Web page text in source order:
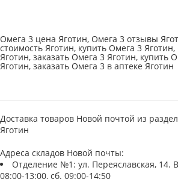
Омега 3 цена Яготин, Омега 3 отзывы
стоимость Яготин, купить Омега 3
Яготин, заказать Омега 3 Яготин, купить
Яготин, заказать Омега 3 в аптеке Яготин
Доставка товаров Новой почтой из
Яготин
Адреса складов Новой почты:
Отделение №1: ул. Переяславская, 14.
08:00-13:00, сб. 09:00-14:50